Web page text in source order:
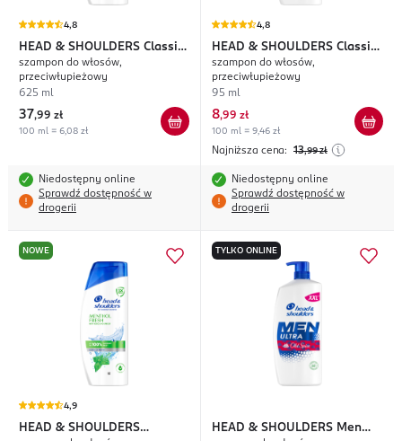
4,8
HEAD & SHOULDERS Classic
Clean
szampon do włosów,
przeciwłupieżowy
625 ml
37,99 zł
100 ml = 6,08 zł
Niedostępny online
Sprawdź dostępność w
drogerii
4,8
HEAD & SHOULDERS Classic
Clean
szampon do włosów,
przeciwłupieżowy
95 ml
8,99 zł
100 ml = 9,46 zł
Najniższa cena: 13,99 zł
Niedostępny online
Sprawdź dostępność w
drogerii
NOWE
4,9
HEAD & SHOULDERS
TYLKO ONLINE
HEAD & SHOULDERS Men